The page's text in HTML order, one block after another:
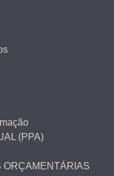
(PPA)
ORÇAMENTÁRIAS